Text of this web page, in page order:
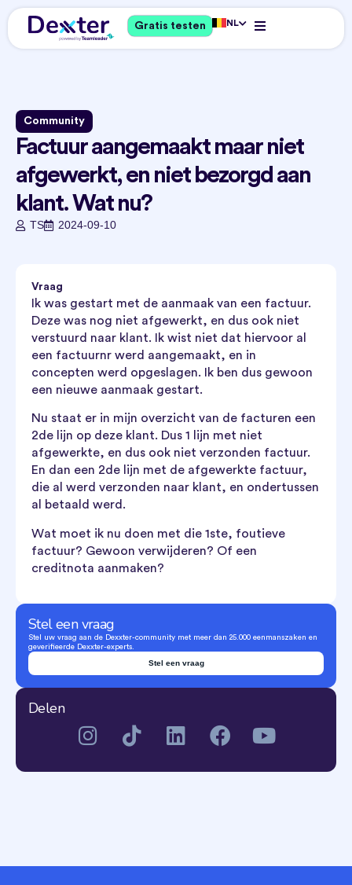
Gratis testen NL
Community
Factuur aangemaakt maar niet
afgewerkt, en niet bezorgd aan
klant. Wat nu?
TS 2024-09-10
Vraag
Ik was gestart met de aanmaak van een factuur.
Deze was nog niet afgewerkt, en dus ook niet
verstuurd naar klant. Ik wist niet dat hiervoor al
een factuurnr werd aangemaakt, en in
concepten werd opgeslagen. Ik ben dus gewoon
een nieuwe aanmaak gestart.
Nu staat er in mijn overzicht van de facturen een
2de lijn op deze klant. Dus 1 lijn met niet
afgewerkte, en dus ook niet verzonden factuur.
En dan een 2de lijn met de afgewerkte factuur,
die al werd verzonden naar klant, en ondertussen
al betaald werd.
Wat moet ik nu doen met die 1ste, foutieve
factuur? Gewoon verwijderen? Of een
creditnota aanmaken?
Stel een vraag
Stel uw vraag aan de Dexxter-community met meer dan 25.000 eenmanszaken en
geverifieerde Dexxter-experts.
Stel een vraag
Delen